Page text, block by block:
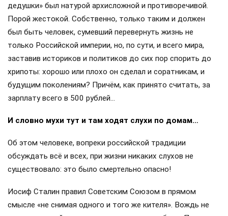
дедушки» был натурой архисложной и противоречивой.
Порой жестокой. Собственно, только таким и должен
был быть человек, сумевший перевернуть жизнь не
только Российской империи, но, по сути, и всего мира,
заставив историков и политиков до сих пор спорить до
хрипоты: хорошо или плохо он сделал и соратникам, и
будущим поколениям? Причём, как принято считать, за
зарплату всего в 500 рублей…
И словно мухи тут и там ходят слухи по домам…
Об этом человеке, вопреки российской традиции
обсуждать всё и всех, при жизни никаких слухов не
существовало: это было смертельно опасно!
Иосиф Сталин правил Советским Союзом в прямом
смысле «не снимая одного и того же кителя». Вождь не